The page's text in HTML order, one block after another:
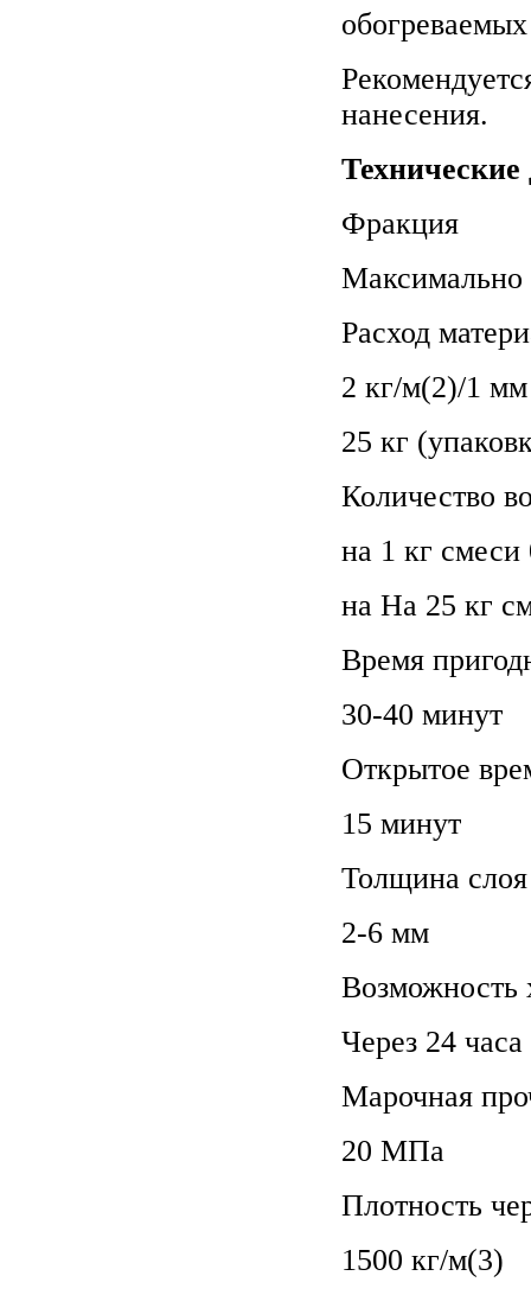
нанесения.
Фракция
Расход
2 кг/м(2)/1 мм
25 кг
Количество
на 1 кг смеси
на На 25 кг
Время
30-40 минут
Открытое
15 минут
Толщина слоя
2-6 мм
Возможность
Через 24 часа
Марочная
20 МПа
Плотность
1500 кг/м(3)